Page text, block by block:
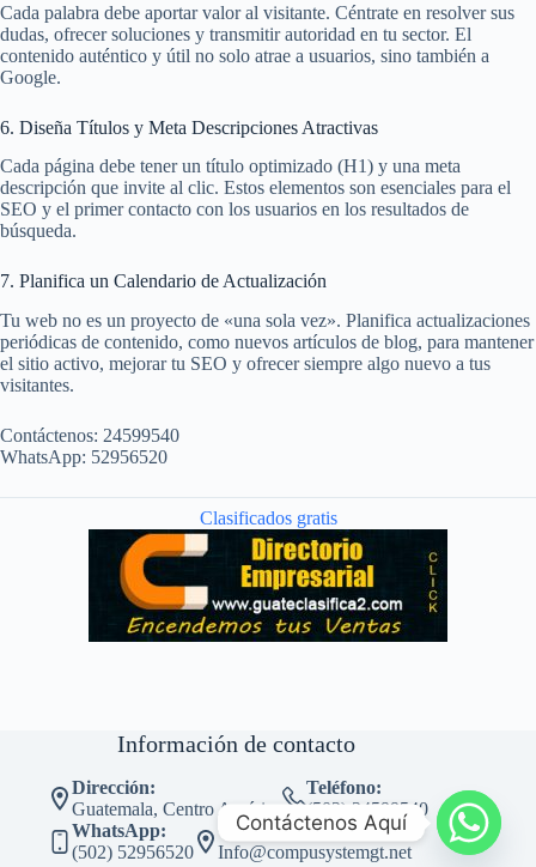
Cada palabra debe aportar valor al visitante. Céntrate en resolver sus
dudas, ofrecer soluciones y transmitir autoridad en tu sector. El
contenido auténtico y útil no solo atrae a usuarios, sino también a
Google.
6. Diseña Títulos y Meta Descripciones Atractivas
Cada página debe tener un título optimizado (H1) y una meta
descripción que invite al clic. Estos elementos son esenciales para el
SEO y el primer contacto con los usuarios en los resultados de
búsqueda.
7. Planifica un Calendario de Actualización
Tu web no es un proyecto de «una sola vez». Planifica actualizaciones
periódicas de contenido, como nuevos artículos de blog, para mantener
el sitio activo, mejorar tu SEO y ofrecer siempre algo nuevo a tus
visitantes.
Contáctenos: 24599540
WhatsApp: 52956520
Clasificados gratis
Información de contacto
Dirección:
Guatemala, Centro América
Teléfono:
(502) 24599540
WhatsApp:
(502) 52956520
Correo:
Info@compusystemgt.net
Contáctenos Aquí